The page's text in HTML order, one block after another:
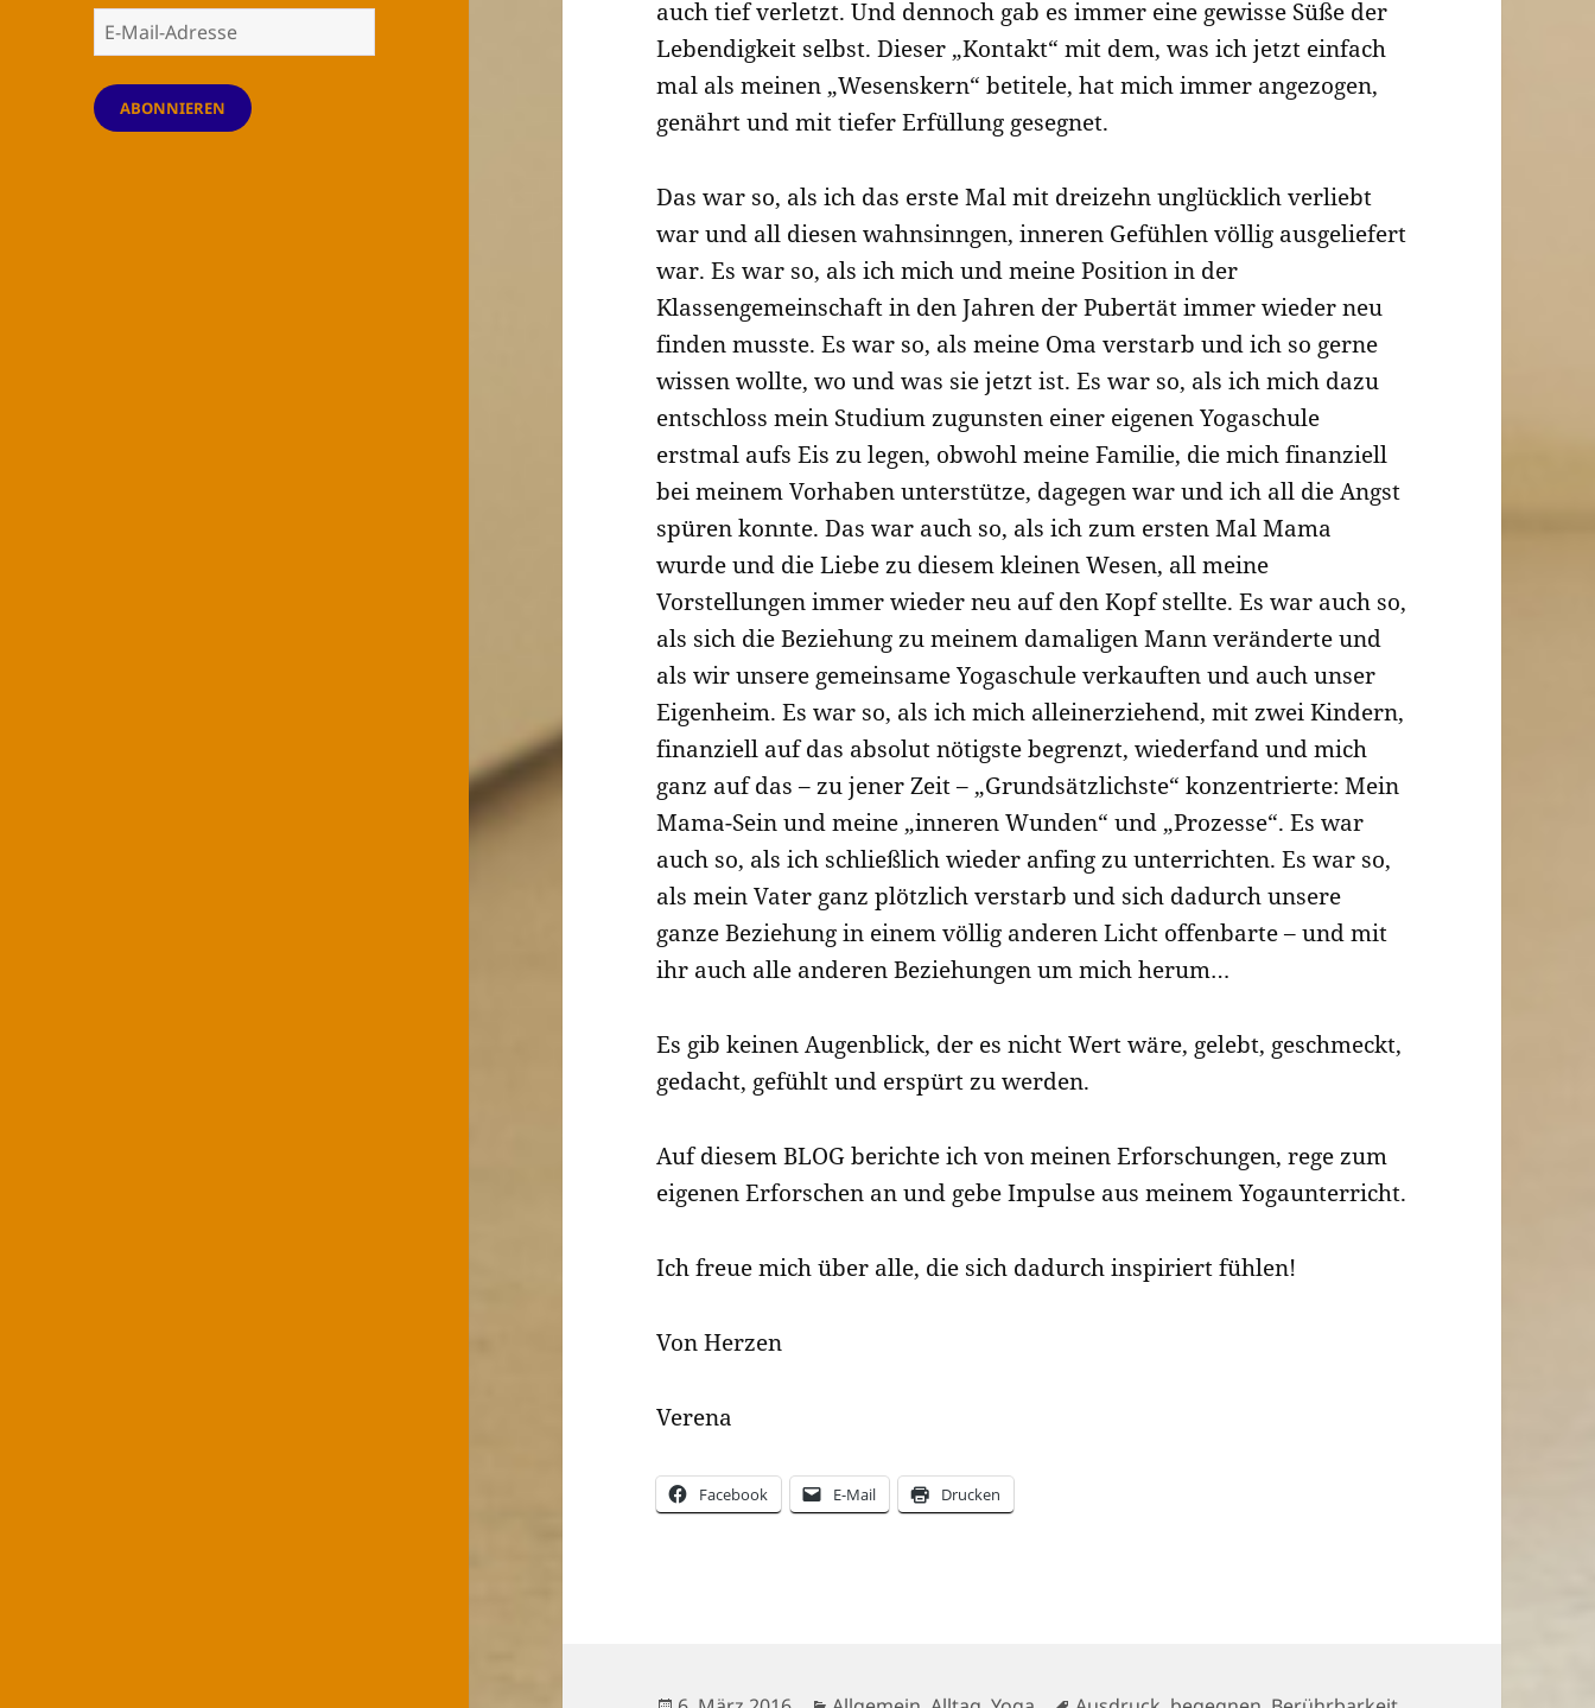
E-
Mail-
Adresse
ABONNIEREN
auch tief verletzt. Und dennoch gab es immer eine gewisse Süße der
Lebendigkeit selbst. Dieser „Kontakt“ mit dem, was ich jetzt einfach
mal als meinen „Wesenskern“ betitele, hat mich immer angezogen,
genährt und mit tiefer Erfüllung gesegnet.
Das war so, als ich das erste Mal mit dreizehn unglücklich verliebt
war und all diesen wahnsinngen, inneren Gefühlen völlig ausgeliefert
war. Es war so, als ich mich und meine Position in der
Klassengemeinschaft in den Jahren der Pubertät immer wieder neu
finden musste. Es war so, als meine Oma verstarb und ich so gerne
wissen wollte, wo und was sie jetzt ist. Es war so, als ich mich dazu
entschloss mein Studium zugunsten einer eigenen Yogaschule
erstmal aufs Eis zu legen, obwohl meine Familie, die mich finanziell
bei meinem Vorhaben unterstütze, dagegen war und ich all die Angst
spüren konnte. Das war auch so, als ich zum ersten Mal Mama
wurde und die Liebe zu diesem kleinen Wesen, all meine
Vorstellungen immer wieder neu auf den Kopf stellte. Es war auch so,
als sich die Beziehung zu meinem damaligen Mann veränderte und
als wir unsere gemeinsame Yogaschule verkauften und auch unser
Eigenheim. Es war so, als ich mich alleinerziehend, mit zwei Kindern,
finanziell auf das absolut nötigste begrenzt, wiederfand und mich
ganz auf das – zu jener Zeit – „Grundsätzlichste“ konzentrierte: Mein
Mama-Sein und meine „inneren Wunden“ und „Prozesse“. Es war
auch so, als ich schließlich wieder anfing zu unterrichten. Es war so,
als mein Vater ganz plötzlich verstarb und sich dadurch unsere
ganze Beziehung in einem völlig anderen Licht offenbarte – und mit
ihr auch alle anderen Beziehungen um mich herum…
Es gib keinen Augenblick, der es nicht Wert wäre, gelebt, geschmeckt,
gedacht, gefühlt und erspürt zu werden.
Auf diesem BLOG berichte ich von meinen Erforschungen, rege zum
eigenen Erforschen an und gebe Impulse aus meinem Yogaunterricht.
Ich freue mich über alle, die sich dadurch inspiriert fühlen!
Von Herzen
Verena
Facebook E-Mail Drucken